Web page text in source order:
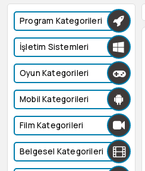
Program Kategorileri
İşletim Sistemleri
Oyun Kategorileri
Mobil Kategorileri
Film Kategorileri
Belgesel Kategorileri